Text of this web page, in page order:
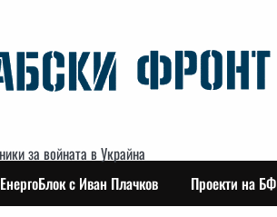
за войната в Украйна
ЕнергоБлок с Иван Плачков Проекти на БФ